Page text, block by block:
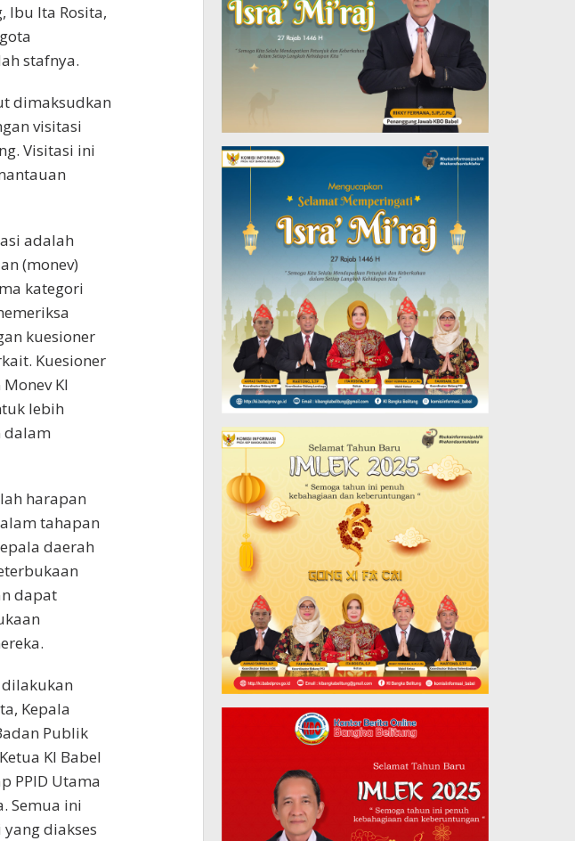
Ibu Ita Rosita,
stafnya.
dimaksudkan
visitasi
Visitasi ini
adalah
(monev)
kategori
kuesioner
Kuesioner
KI
lebih
dalam
harapan
tahapan
daerah
dapat
Kepala
Publik
KI Babel
PPID Utama
Semua ini
diakses